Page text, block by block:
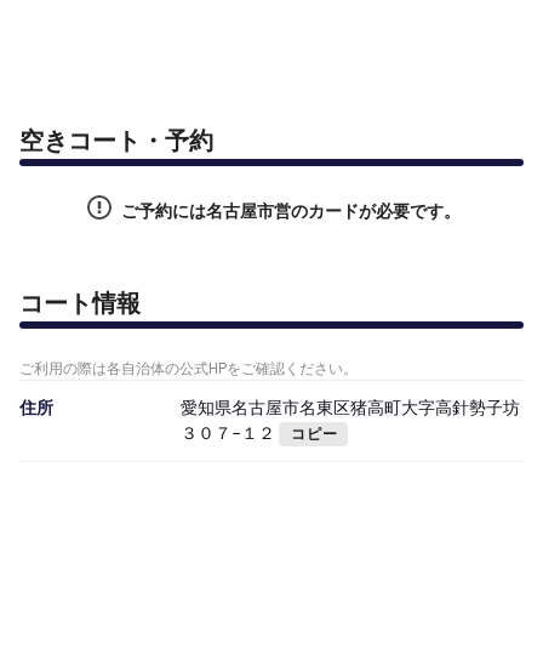
空きコート・予約
ご予約には名古屋市営のカードが必要です。
コート情報
ご利用の際は各自治体の公式HPをご確認ください。
住所
愛知県名古屋市名東区猪高町大字高針勢子坊
３０７−１２
コピー